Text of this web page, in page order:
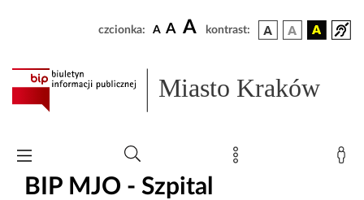
czcionka: A A A kontrast:
Miasto Kraków
BIP MJO - Szpital